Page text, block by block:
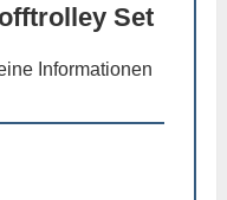
Set
Informationen